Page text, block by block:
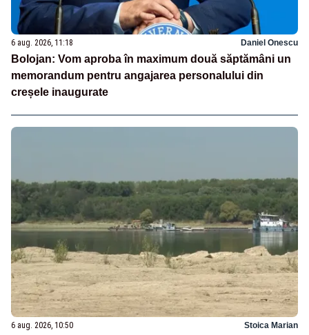
6 aug. 2026, 11:18 Daniel Onescu
Bolojan: Vom aproba în maximum două săptămâni un
memorandum pentru angajarea personalului din
creșele inaugurate
6 aug. 2026, 10:50 Stoica Marian